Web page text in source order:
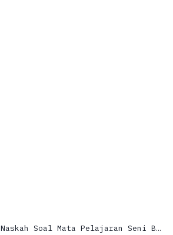
Naskah Soal Mata Pelajaran Seni Budaya Penilaian Akhir Semester Genap Kelas 9 SMP/Mts